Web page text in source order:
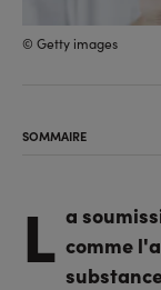
© Getty images
SOMMAIRE
L a
comme